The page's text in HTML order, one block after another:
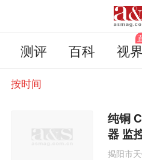
测评 百科 视界
按时间
纯铜
器 监
对
揭阳市